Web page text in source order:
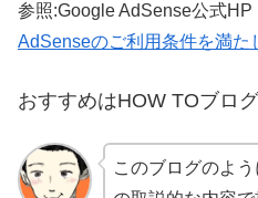
参照:Google AdSense公式HP
AdSenseのご利用条件を満た
おすすめはHOW TOブログ
このブログのよ